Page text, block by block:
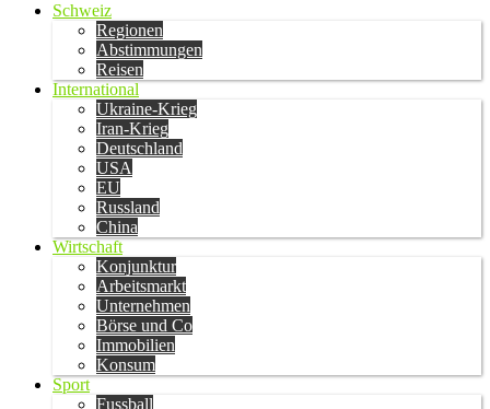
Schweiz
Regionen
Abstimmungen
Reisen
International
Ukraine-Krieg
Iran-Krieg
Deutschland
USA
EU
Russland
China
Wirtschaft
Konjunktur
Arbeitsmarkt
Unternehmen
Börse und Co
Immobilien
Konsum
Sport
Fussball